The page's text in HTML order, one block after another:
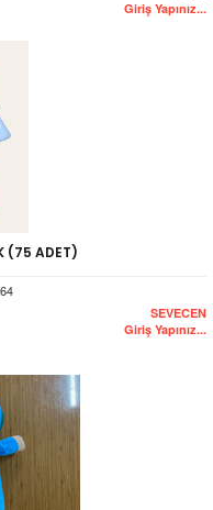
Giriş Yapınız...
(75 ADET)
SEVECEN
Giriş Yapınız...